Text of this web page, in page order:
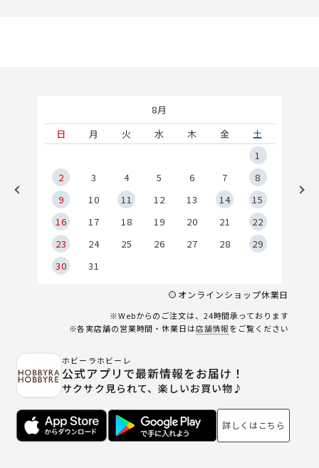
8月
日
月 火 水 木 金
土
1
2
3 4 5 6 7
8
9
10 11 12 13 14
15
16
17 18 19 20 21
22
23
24 25 26 27 28
29
30
31
オンラインショップ休業日
※Webからのご注文は、24時間承っております
※各実店舗の営業時間・休業日は店舗情報をご覧ください
ホビーラホビーレ
公式アプリで最新情報をお届け！
サクサク見られて、楽しいお買い物♪
詳しくはこちら